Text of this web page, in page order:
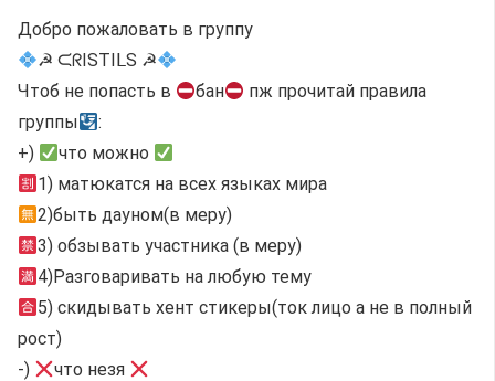
Добро пожаловать в группу
☭ ᙅᖇISTIᒪS ☭
Чтоб не попасть в
бан
пж прочитай правила
группы
:
+)
что можно
1) матюкатся на всех языках мира
2)быть дауном(в меру)
3) обзывать участника (в меру)
4)Разговаривать на любую тему
5) скидывать хент стикеры(ток лицо а не в полный
рост)
-)
что незя